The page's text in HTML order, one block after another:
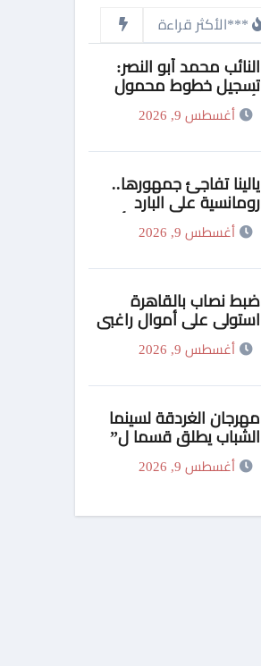
***الأكثر قراءة
النائب محمد أبو النصر:
تسجيل خطوط محمول
بأسماء المواطنين دون
علمهم انتهاك لحقوقهم
المخالفة
أغسطس 9, 2026
يالينا تفاجئ جمهورها..
رومانسية على البارد
وإيقاعات ساخنة في أحدث
كليباتها
أغسطس 9, 2026
ضبط نصاب بالقاهرة
استولى على أموال راغبي
السفر للخارج بزعم توفير
تأشيرات
أغسطس 9, 2026
مهرجان الغردقة لسينما
الشباب يطلق قسما ل”
صوت السينما” ..وحمادة
هلال أول المكرمين
أغسطس 9, 2026